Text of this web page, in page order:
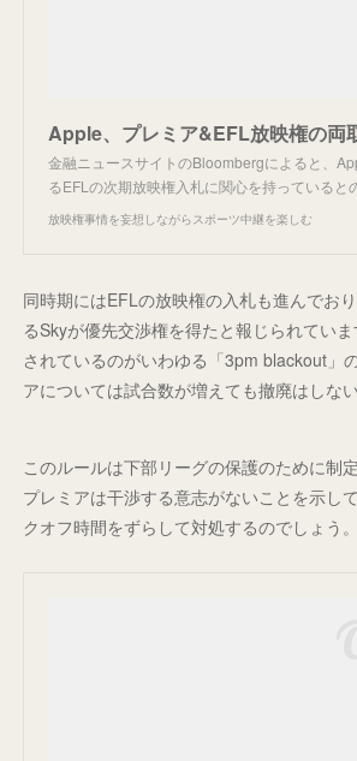
Apple、プレミア&EFL放映権の両
金融ニュースサイトのBloombergによると、
るEFLの次期放映権入札に関心を持っていると
放映権事情を妄想しながらスポーツ中継を楽しむ
同時期にはEFLの放映権の入札も進んでお
るSkyが優先交渉権を得たと報じられてい
されているのがいわゆる「3pm blackout」
アについては試合数が増えても撤廃はしな
このルールは下部リーグの保護のために制
プレミアは干渉する意志がないことを示し
クオフ時間をずらして対処するのでしょう。